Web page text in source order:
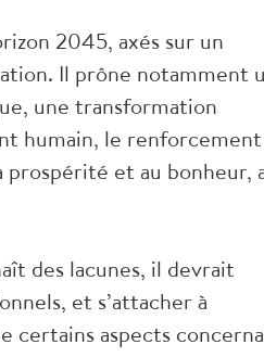
2045, axés sur un
Il prône notamment
une transformation
humain, le
prospérité et au bonheur,
des lacunes, il devrait
et s’attacher à
certains aspects